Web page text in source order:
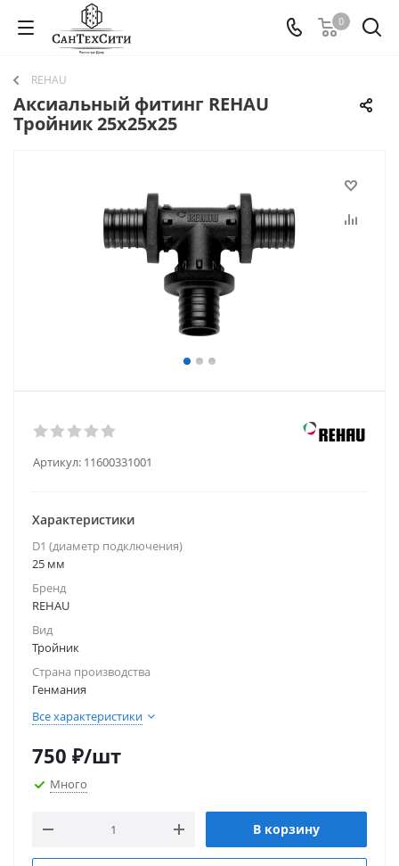
0
REHAU
Аксиальный фитинг REHAU
Тройник 25х25х25
Артикул: 11600331001
Характеристики
D1 (диаметр подключения)
25 мм
Бренд
REHAU
Вид
Тройник
Страна производства
Генмания
Все характеристики
750 ₽/шт
Много
В корзину